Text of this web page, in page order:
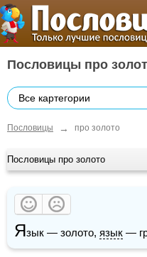
Пословицы про
Все картегории
Пословицы → про золото
Пословицы про золото
Язык — золото, язык —